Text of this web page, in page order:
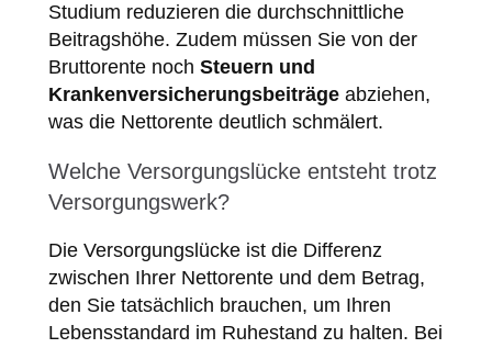
Studium reduzieren die durchschnittliche
Beitragshöhe. Zudem müssen Sie von der
Bruttorente noch Steuern und
Krankenversicherungsbeiträgeabziehen,
was die Nettorente deutlich schmälert.
Welche Versorgungslücke entsteht trotz
Versorgungswerk?
Die Versorgungslücke ist die Differenz
zwischen Ihrer Nettorente und dem Betrag,
den Sie tatsächlich brauchen, um Ihren
Lebensstandard im Ruhestand zu halten. Bei